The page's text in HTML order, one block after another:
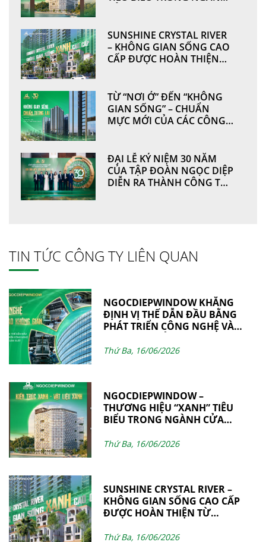
SUNSHINE CRYSTAL RIVER
– KHÔNG GIAN SỐNG CAO
CẤP ĐƯỢC HOÀN THIỆN
NGOCDIEPWINDOW
TỪ “NƠI Ở” ĐẾN “KHÔNG
GIAN SỐNG” – CHUẨN
MỰC MỚI CỦA CÁC CÔNG
ĐẠI LỄ KỶ NIỆM 30 NĂM
CỦA TẬP ĐOÀN NGỌC DIỆP
DIỄN RA THÀNH CÔNG TỐT
TIN TỨC CÔNG TY LIÊN QUAN
NGOCDIEPWINDOW KHẲNG
ĐỊNH VỊ THẾ DẪN ĐẦU BẰNG
PHÁT TRIỂN CÔNG NGHỆ VÀ
Thứ Ba, 16/06/2026
NGOCDIEPWINDOW –
THƯƠNG HIỆU “XANH” TIÊU
BIỂU TRONG NGÀNH CỬA
Thứ Ba, 16/06/2026
SUNSHINE CRYSTAL RIVER –
KHÔNG GIAN SỐNG CAO CẤP
ĐƯỢC HOÀN THIỆN TỪ
BỞI NGOCDIEPWINDOW
Thứ Ba, 16/06/2026